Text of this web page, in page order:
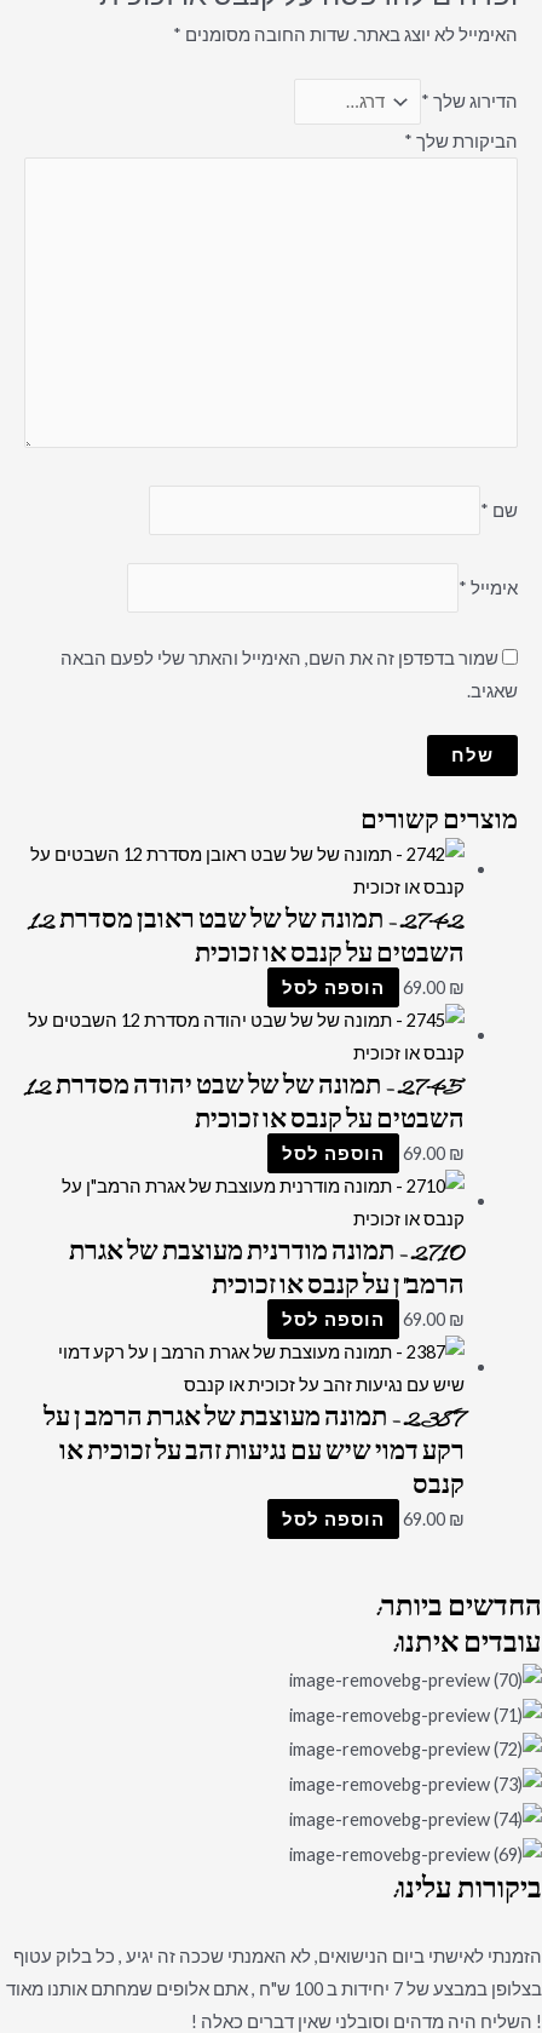
האימייל לא יוצג באתר.שדות החובה מסומנים *
הדירוג שלך *
הביקורת שלך *
שם *
אימייל *
שמור בדפדפן זה את השם, האימייל והאתר שלי לפעם הבאה
שאגיב.
מוצרים קשורים
2742 – תמונה של של שבט ראובן מסדרת 12
השבטים על קנבס או זכוכית
69.00 ₪ הוספה לסל
2745 – תמונה של של שבט יהודה מסדרת 12
השבטים על קנבס או זכוכית
69.00 ₪ הוספה לסל
2710 – תמונה מודרנית מעוצבת של אגרת
הרמב"ן על קנבס או זכוכית
69.00 ₪ הוספה לסל
2387 – תמונה מעוצבת של אגרת הרמב ן על
רקע דמוי שיש עם נגיעות זהב על זכוכית או
קנבס
69.00 ₪ הוספה לסל
החדשיםביותר:
עובדיםאיתנו:
ביקורותעלינו:
הזמנתי לאישתי ביום הנישואים, לא האמנתי שככה זה יגיע , כל בלוק עטוף
בצלופן במבצע של 7 יחידות ב 100 ש"ח , אתם אלופים שמחתם אותנו מאוד
! השליח היה מדהים וסובלני שאין דברים כאלה !